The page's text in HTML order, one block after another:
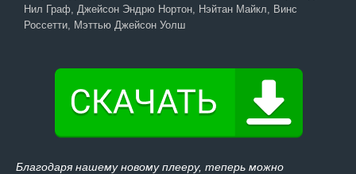
Нил Граф, Джейсон Эндрю Нортон, Нэйтан Майкл, Винс
Россетти, Мэттью Джейсон Уолш
Благодаря нашему новому плееру, теперь можно